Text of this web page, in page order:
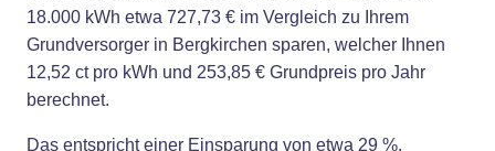
18.000 kWh etwa 727,73 € im Vergleich zu Ihrem
Grundversorger in Bergkirchen sparen, welcher Ihnen
12,52 ct pro kWh und 253,85 € Grundpreis pro Jahr
berechnet.
Das entspricht einer Einsparung von etwa 29 %.